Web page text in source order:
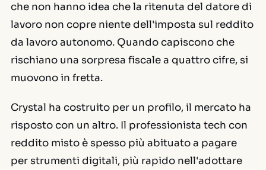
che non hanno idea che la ritenuta del datore di
lavoro non copre niente dell'imposta sul reddito
da lavoro autonomo. Quando capiscono che
rischiano una sorpresa fiscale a quattro cifre, si
muovono in fretta.
Crystal ha costruito per un profilo, il mercato ha
risposto con un altro. Il professionista tech con
reddito misto è spesso più abituato a pagare
per strumenti digitali, più rapido nell'adottare